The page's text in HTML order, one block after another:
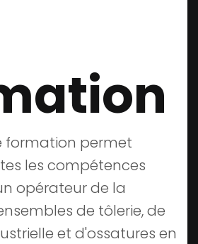
formation permet
les compétences
opérateur de la
de tôlerie, de
et d'ossatures en